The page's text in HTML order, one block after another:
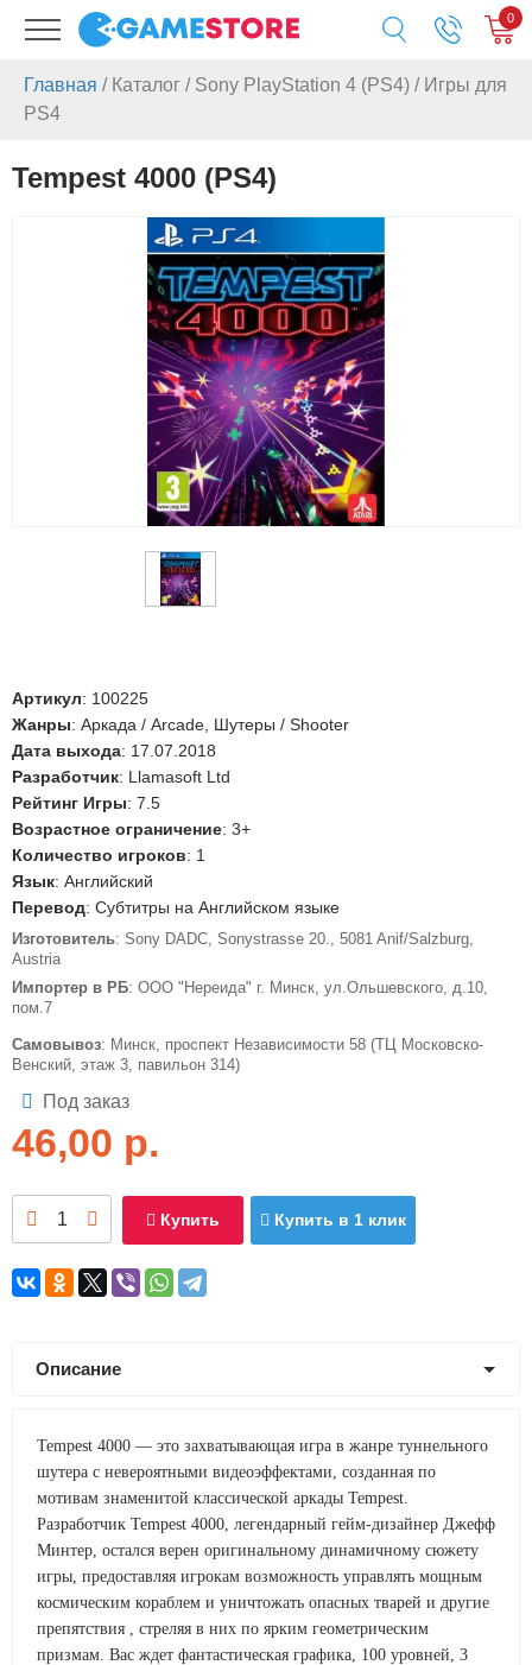
0
Главная / Каталог / Sony PlayStation 4 (PS4) / Игры для
PS4
Tempest 4000 (PS4)
Артикул: 100225
Жанры: Аркада / Arcade, Шутеры / Shooter
Дата выхода: 17.07.2018
Разработчик: Llamasoft Ltd
Рейтинг Игры: 7.5
Возрастное ограничение: 3+
Количество игроков: 1
Язык: Английский
Перевод: Субтитры на Английском языке
Изготовитель: Sony DADC, Sonystrasse 20., 5081 Anif/Salzburg,
Austria
Импортер в РБ: ООО "Нереида" г. Минск, ул.Ольшевского, д.10,
пом.7
Самовывоз: Минск, проспект Независимости 58 (ТЦ Московско-
Венский, этаж 3, павильон 314)
Под заказ
46,00 р.
Купить Купить в 1 клик
Описание
Tempest 4000 — это захватывающая игра в жанре туннельного
шутера с невероятными видеоэффектами, созданная по
мотивам знаменитой классической аркады Tempest.
Разработчик Tempest 4000, легендарный гейм-дизайнер Джефф
Минтер, остался верен оригинальному динамичному сюжету
игры, предоставляя игрокам возможность управлять мощным
космическим кораблем и уничтожать опасных тварей и другие
препятствия , стреляя в них по ярким геометрическим
призмам. Вас ждет фантастическая графика, 100 уровней, 3